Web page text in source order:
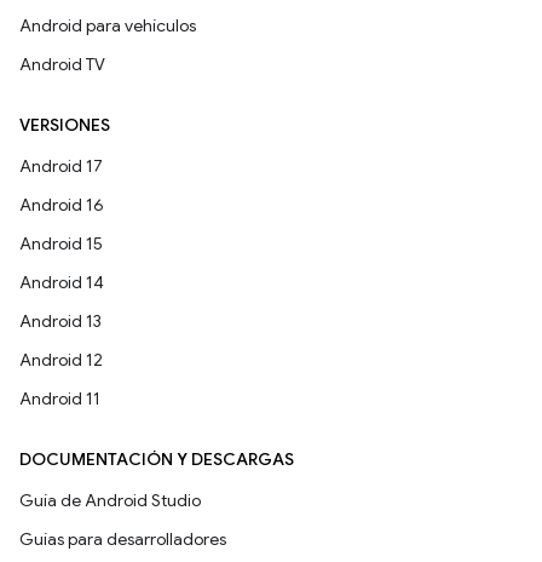
Android para vehículos
Android TV
VERSIONES
Android 17
Android 16
Android 15
Android 14
Android 13
Android 12
Android 11
DOCUMENTACIÓN Y DESCARGAS
Guía de Android Studio
Guías para desarrolladores